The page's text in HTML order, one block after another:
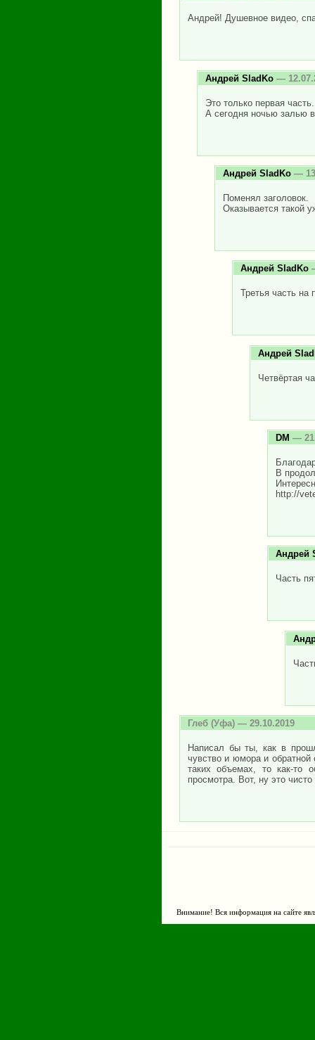
Андрей! Душевное видео,
Андрей SladKo —
Это только первая
А сегодня ночью залью
Андрей SladKo —
Поменял заголовок.
Оказывается такой
Андрей SladKo
Третья часть на
Андрей
Четвёртая
DM —
В
http://
Андрей
Часть
Глеб (Уфа) — 29.10.2019
Написал бы ты, как в
чувство и юмора и
таких объемах, то как-то
просмотра. Вот, ну это
Внимание! Вся информация на сайте